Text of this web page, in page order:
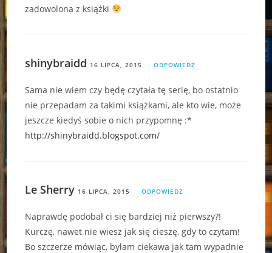
zadowolona z książki
shinybraidd 16 LIPCA, 2015 ODPOWIEDZ
Sama nie wiem czy będę czytała tę serię, bo ostatnio
nie przepadam za takimi książkami, ale kto wie, może
jeszcze kiedyś sobie o nich przypomnę :*
http://shinybraidd.blogspot.com/
Le Sherry 16 LIPCA, 2015 ODPOWIEDZ
Naprawdę podobał ci się bardziej niż pierwszy?!
Kurczę, nawet nie wiesz jak się cieszę, gdy to czytam!
Bo szczerze mówiąc, byłam ciekawa jak tam wypadnie